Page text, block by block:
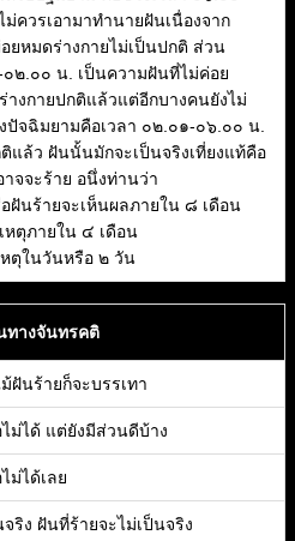
ควรเอามาทำนายฝันเนื่องจาก
ยหมดร่างกายไม่เป็นปกติ ส่วน
๒.๐๐ น. เป็นความฝันที่ไม่ค่อย
งกายปกติแล้วแต่อีกบางคนยังไม่
จฉิมยามคือเวลา ๐๒.๐๑-๐๖.๐๐ น.
แล้ว ฝันนั้นมักจะเป็นจริงเที่ยงแท้คือ
จจะร้าย อนึ่งท่านว่า
ฝันร้ายจะเห็นผลภายใน ๘ เดือน
ตุภายใน ๔ เดือน
ตุในวันหรือ ๒ วัน
ทางจันทรคติ
ฝันร้ายก็จะบรรเทา
ม่ได้ แต่ยังมีส่วนดีบ้าง
ม่ได้เลย
ริง ฝันที่ร้ายจะไม่เป็นจริง